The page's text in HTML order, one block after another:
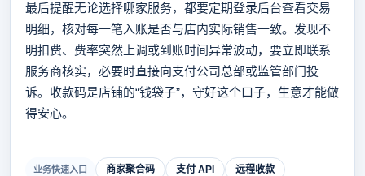
最后提醒无论选择哪家服务，都要定期登录后台查看交易
明细，核对每一笔入账是否与店内实际销售一致。发现不
明扣费、费率突然上调或到账时间异常波动，要立即联系
服务商核实，必要时直接向支付公司总部或监管部门投
诉。收款码是店铺的“钱袋子”，守好这个口子，生意才能做
得安心。
业务快速入口 商家聚合码 支付 API 远程收款